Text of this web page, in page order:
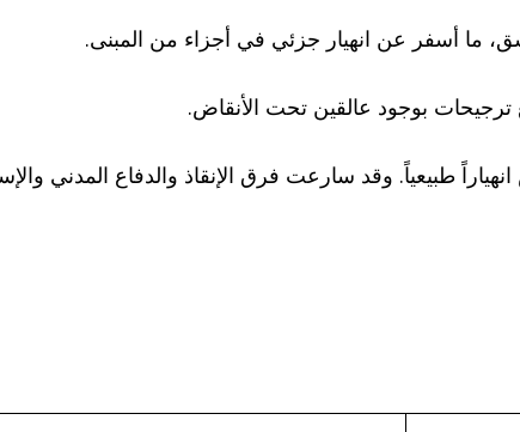
ما أسفر عن انهيار جزئي في أجزاء من المبنى.
ترجيحات بوجود عالقين تحت الأنقاض.
طبيعياً. وقد سارعت فرق الإنقاذ والدفاع المدني